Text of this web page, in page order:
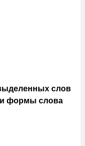
слов
формы слова